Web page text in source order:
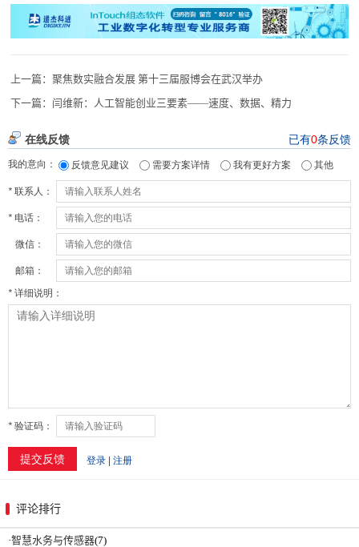
上一篇：聚焦数实融合发展 第十三届服博会在武汉举办
下一篇： 闫维新：人工智能创业三要素——速度、数据、精力
评论排行
·智慧水务与传感器(7)